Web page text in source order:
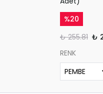
%20
₺ 255.81 ₺
RENK